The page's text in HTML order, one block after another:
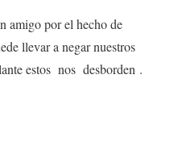
amigo por el hecho de
llevar a negar nuestros
estos nos desborden .